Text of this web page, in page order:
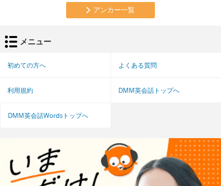
アンカー一覧
メニュー
初めての方へ よくある質問
利用規約 DMM英会話トップへ
DMM英会話Wordsトップへ